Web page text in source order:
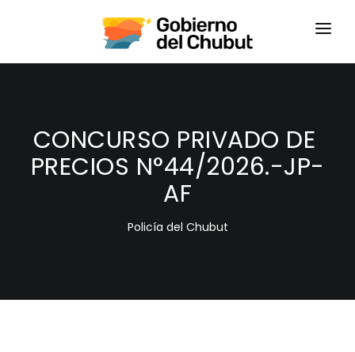
HOME
CONCURSO PRIVADO DE
PRECIOS N°44/2026.-JP-
AF
Policía del Chubut